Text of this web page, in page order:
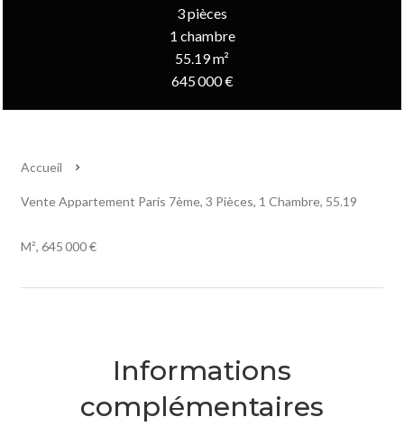
3 pièces
1 chambre
55.19 m²
645 000 €
Accueil
Vente Appartement Paris 7ème, 3 Pièces, 1 Chambre, 55.19
M², 645 000 €
Informations
complémentaires